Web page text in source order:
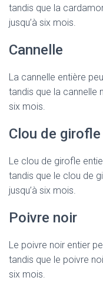
tandis que la
jusqu’à six mois.
Cannelle
La cannelle entière
tandis que la cannelle
six mois.
Clou de girofle
Le clou de girofle
tandis que le clou de
jusqu’à six mois.
Poivre noir
Le poivre noir entier
tandis que le poivre
six mois.